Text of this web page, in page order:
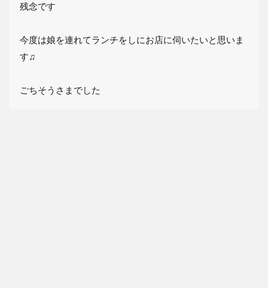
残念です
今度は娘を連れてランチをしにお店に伺いたいと思いま
す♫
ごちそうさまでした